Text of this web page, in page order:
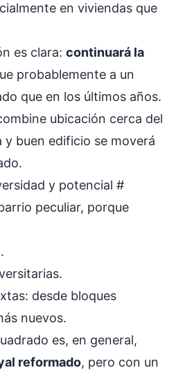
en viviendas que
es clara: continuará la
probablemente a un
que en los últimos años.
ubicación cerca del
y buen edificio se moverá
y potencial #
peculiar, porque
desde bloques
nuevos.
es, en general,
reformado, pero con un